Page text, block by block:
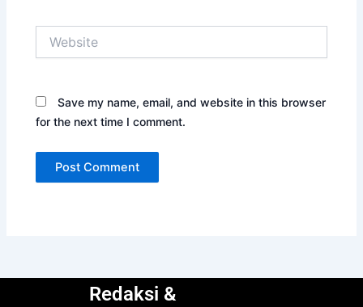
Save my name, email, and website in this browser
for the next time I comment.
Redaksi &